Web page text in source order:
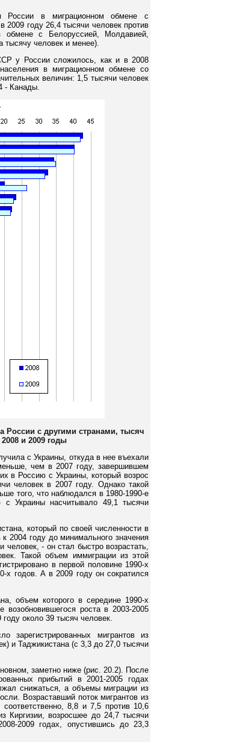
России в миграционном обмене с
2009 году 26,4 тысячи человек против
обмене с Белоруссией, Молдавией,
тысячу человек и менее).
у России сложилось, как и в 2008
в миграционном обмене со
величин: 1,5 тысячи человек
- Канады.
России с другими странами, тысяч
и 2009 годы
с Украины, откуда в нее въехали
чем в 2007 году, завершившем
в Россию с Украины, который возрос
человек в 2007 году. Однако такой
того, что наблюдался в 1980-1990-е
Украины насчитывало 49,1 тысячи
который по своей численности в
2004 году до минимального значения
- он стал быстро возрастать,
Такой объем иммиграции из этой
в первой половине 1990-х
х годов. А в 2009 году он сократился
объем которого в середине 1990-х
роста в 2003-2005
около 39 тысяч человек.
зарегистрированных мигрантов из
и Таджикистана (с 3,3 до 27,0 тысячи
заметно ниже (рис. 20.2). После
прибытий в 2001-2005 годах
снижаться, а объемы миграции из
Возраставший поток мигрантов из
8,8 и 7,5 против 10,6
Киргизии, возросшее до 24,7 тысячи
2009 годах, опустившись до 23,3